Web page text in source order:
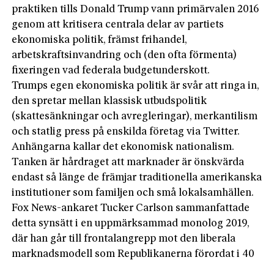
praktiken tills Donald Trump vann primärvalen 2016
genom att kritisera centrala delar av partiets
ekonomiska politik, främst frihandel,
arbetskraftsinvandring och (den ofta förmenta)
fixeringen vad federala budgetunderskott.
Trumps egen ekonomiska politik är svår att ringa in,
den spretar mellan klassisk utbudspolitik
(skattesänkningar och avregleringar), merkantilism
och statlig press på enskilda företag via Twitter.
Anhängarna kallar det ekonomisk nationalism.
Tanken är hårdraget att marknader är önskvärda
endast så länge de främjar traditionella amerikanska
institutioner som familjen och små lokalsamhällen.
Fox News-ankaret Tucker Carlson sammanfattade
detta synsätt i en uppmärksammad monolog 2019,
där han går till frontalangrepp mot den liberala
marknadsmodell som Republikanerna förordat i 40